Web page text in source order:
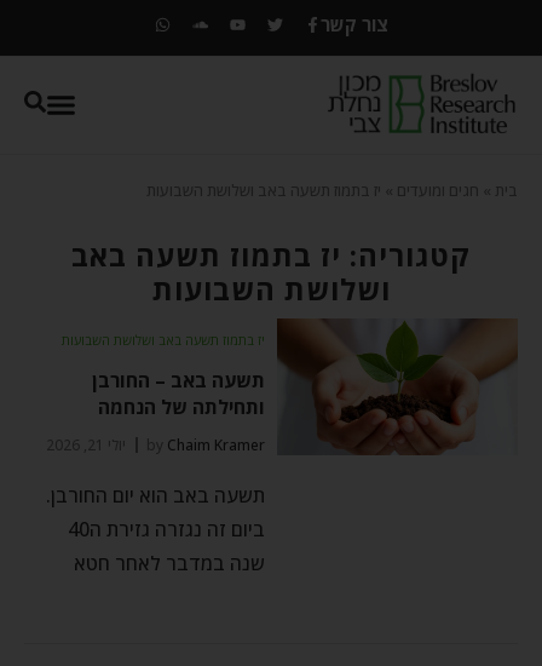
צור קשר
בית חגים ומועדים יז בתמוז תשעה באב ושלושת השבועות
קטגוריה: יז בתמוז תשעה באב
ושלושת השבועות
יז בתמוז תשעה באב ושלושת השבועות
תשעה באב – החורבן
ותחילתה של הנחמה
by Chaim Kramer יולי 21, 2026
תשעה באב הוא יום החורבן.
ביום זה נגזרה גזירת ה40
שנה במדבר לאחר חטא